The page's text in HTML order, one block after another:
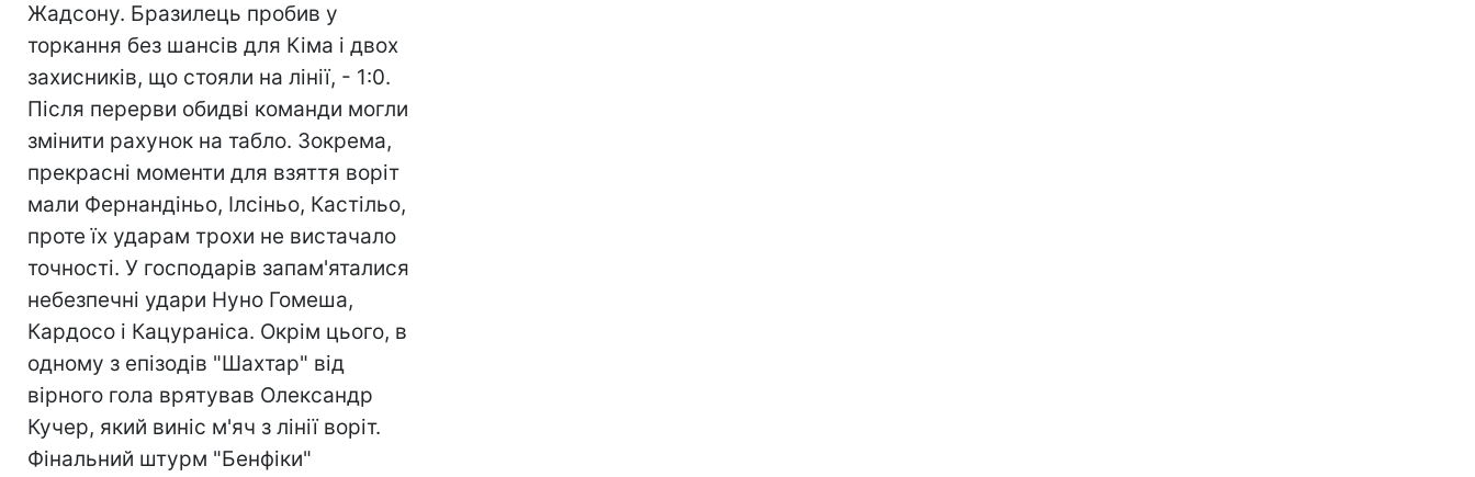
Жадсону. Бразилець пробив у
торкання без шансів для Кіма і двох
захисників, що стояли на лінії, - 1:0.
Після перерви обидві команди могли
змінити рахунок на табло. Зокрема,
прекрасні моменти для взяття воріт
мали Фернандіньо, Ілсіньо, Кастільо,
проте їх ударам трохи не вистачало
точності. У господарів запам'яталися
небезпечні удари Нуно Гомеша,
Кардосо і Кацураніса. Окрім цього, в
одному з епізодів "Шахтар" від
вірного гола врятував Олександр
Кучер, який виніс м'яч з лінії воріт.
Фінальний штурм "Бенфіки"